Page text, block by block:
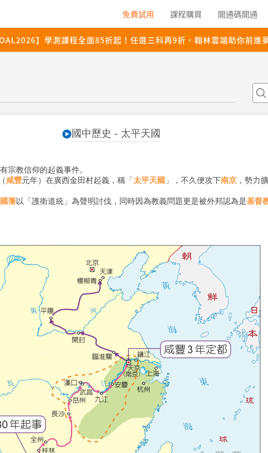
國中歷史 - 太平天國
宗教信仰的起義事件。
咸豐元年）在廣西金田村起義，稱「 太平天國 」，不久便攻下南京 ，勢力
藩以「護衛道統」為聲明討伐，同時因為教義問題更是被外邦認為是基督